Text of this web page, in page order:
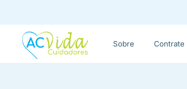
Sobre Contrate